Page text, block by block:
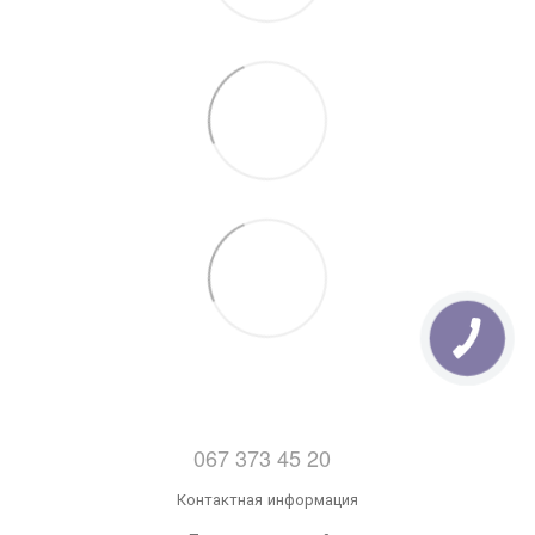
067 373 45 20
Контактная информация